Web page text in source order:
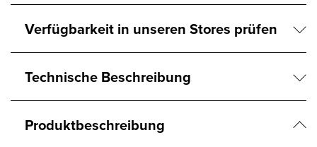
Verfügbarkeit in unseren Stores prüfen
Technische Beschreibung
Produktbeschreibung